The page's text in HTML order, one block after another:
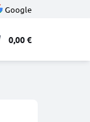
Google
0,00 €